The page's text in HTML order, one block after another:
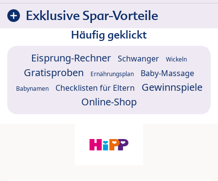
Exklusive Spar-Vorteile
Häufig geklickt
Eisprung-Rechner Schwanger Wickeln
Gratisproben Ernährungsplan Baby-Massage
Babynamen Checklisten für Eltern
Gewinnspiele
Online-Shop